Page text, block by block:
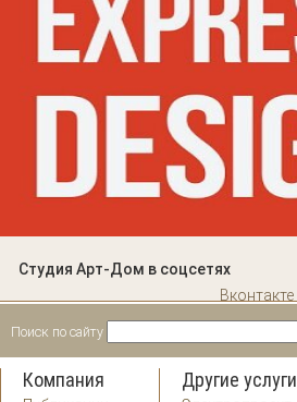
Студия Арт-Дом в соцсетях
Вконтакте
Форма поиска
Поиск по сайту
Компания Другие услуги